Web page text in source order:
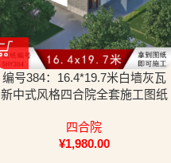
编号384：16.4*19.7米白墙灰瓦
新中式风格四合院全套施工图纸
四合院
¥1,980.00